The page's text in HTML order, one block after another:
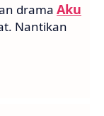
drama Aku
Nantikan